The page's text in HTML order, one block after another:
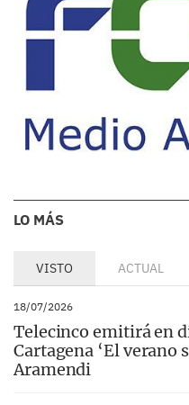
LO MÁS
VISTO ACTUAL
18/07/2026
Telecinco emitirá en
Cartagena ‘El verano
Aramendi